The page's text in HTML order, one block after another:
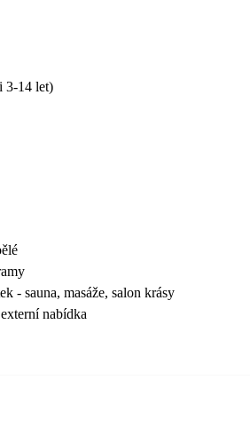
3-14 let)
- sauna, masáže, salon krásy
nabídka